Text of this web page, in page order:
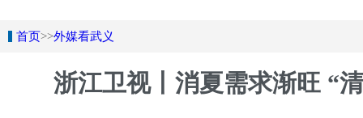
首页>>外媒看武义
浙江卫视丨消夏需求渐旺 “